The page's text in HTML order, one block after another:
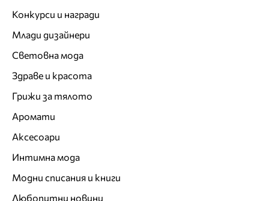
Конкурси и награди
Млади дизайнери
Световна мода
Здраве и красота
Грижи за тялото
Аромати
Аксесоари
Интимна мода
Модни списания и книги
Любопитни новини